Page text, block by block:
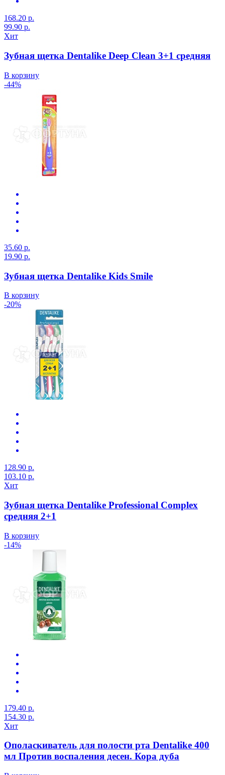
168.20 р.
99.90 р.
Хит
Зубная щетка Dentalike Deep Clean 3+1 средняя
В корзину
-44%
35.60 р.
19.90 р.
Зубная щетка Dentalike Kids Smile
В корзину
-20%
128.90 р.
103.10 р.
Хит
Зубная щетка Dentalike Professional Complex
средняя 2+1
В корзину
-14%
179.40 р.
154.30 р.
Хит
Ополаскиватель для полости рта Dentalike 400
мл Против воспаления десен. Кора дуба